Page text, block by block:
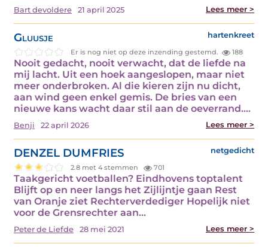
Bart devoldere 21 april 2025 Lees meer >
Gluusje hartenkreet
Er is nog niet op deze inzending gestemd. 188
Nooit gedacht, nooit verwacht, dat de liefde na
mij lacht. Uit een hoek aangeslopen, maar niet
meer onderbroken. Al die kieren zijn nu dicht,
aan wind geen enkel gemis. De bries van een
nieuwe kans wacht daar stil aan de oeverrand.…
Benji 22 april 2026 Lees meer >
DENZEL DUMFRIES netgedicht
2.8 met 4 stemmen 701
Taakgericht voetballen? Eindhovens toptalent
Blijft op en neer langs het Zijlijntje gaan Rest
van Oranje ziet Rechterverdediger Hopelijk niet
voor de Grensrechter aan…
Peter de Liefde 28 mei 2021 Lees meer >